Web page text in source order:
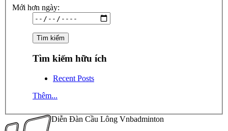
Mới hơn ngày:
Tìm kiếm hữu ích
Recent Posts
Thêm...
Diễn Đàn Cầu Lông Vnbadminton